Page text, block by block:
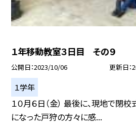
１年移動教室３日目 その９
公開日 2023/10/06 更新日
１学年
１０月６日（金） 最後に、現地で閉
になった戸狩の方々に感...